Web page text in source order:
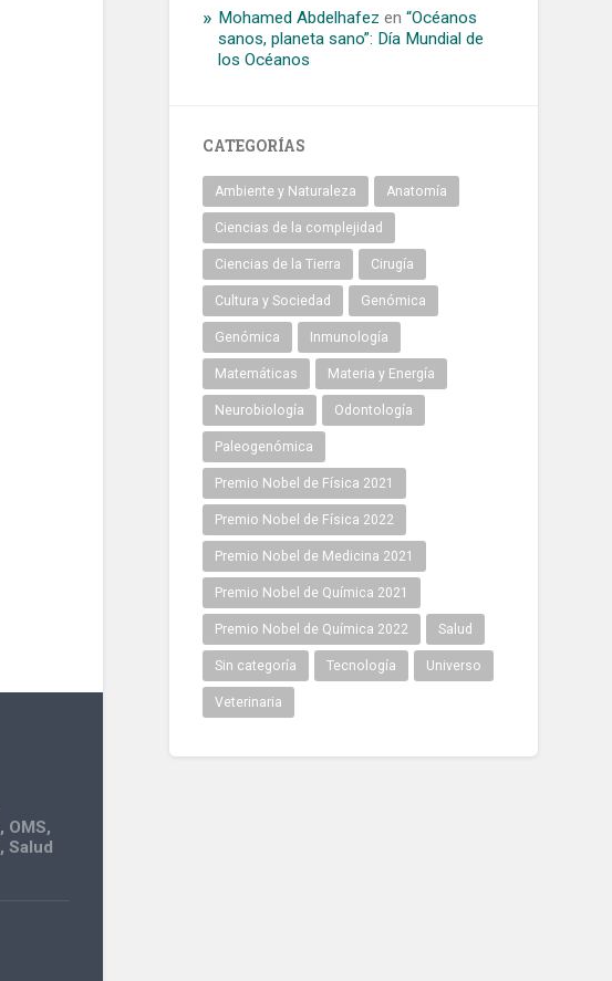
, OMS,
,Salud
Mohamed Abdelhafez en“Océanos
sanos, planeta sano”: Día Mundial de
los Océanos
CATEGORÍAS
Ambiente y Naturaleza Anatomía
Ciencias de la complejidad
Ciencias de la Tierra Cirugía
Cultura y Sociedad Genómica
Genómica Inmunología
Matemáticas Materia y Energía
Neurobiología Odontología
Paleogenómica
Premio Nobel de Física 2021
Premio Nobel de Física 2022
Premio Nobel de Medicina 2021
Premio Nobel de Química 2021
Premio Nobel de Química 2022 Salud
Sin categoría Tecnología Universo
Veterinaria